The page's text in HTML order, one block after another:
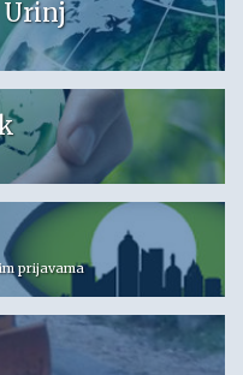
Urinj
prijavama